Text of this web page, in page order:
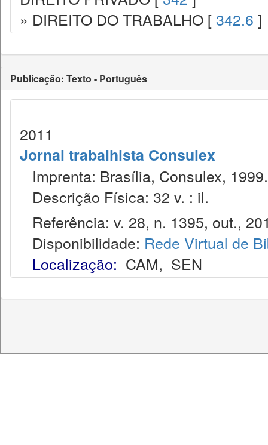
» DIREITO DO TRABALHO [ 342.6 ]
Publicação: Texto - Português
2011
Jornal trabalhista Consulex
Imprenta: Brasília, Consulex, 1999.
Descrição Física: 32 v. : il.
Referência: v. 28, n. 1395, out.,
Disponibilidade: Rede Virtual de
Localização: CAM, SEN